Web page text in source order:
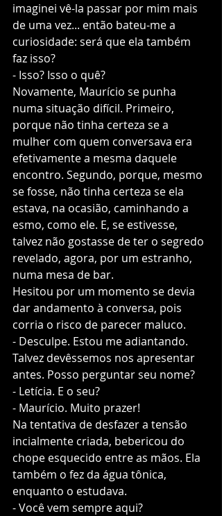
imaginei vê-la passar por mim mais
de uma vez... então bateu-me a
curiosidade: será que ela também
faz isso?
- Isso? Isso o quê?
Novamente, Maurício se punha
numa situação difícil. Primeiro,
porque não tinha certeza se a
mulher com quem conversava era
efetivamente a mesma daquele
encontro. Segundo, porque, mesmo
se fosse, não tinha certeza se ela
estava, na ocasião, caminhando a
esmo, como ele. E, se estivesse,
talvez não gostasse de ter o segredo
revelado, agora, por um estranho,
numa mesa de bar.
Hesitou por um momento se devia
dar andamento à conversa, pois
corria o risco de parecer maluco.
- Desculpe. Estou me adiantando.
Talvez devêssemos nos apresentar
antes. Posso perguntar seu nome?
- Letícia. E o seu?
- Maurício. Muito prazer!
Na tentativa de desfazer a tensão
incialmente criada, bebericou do
chope esquecido entre as mãos. Ela
também o fez da água tônica,
enquanto o estudava.
- Você vem sempre aqui?